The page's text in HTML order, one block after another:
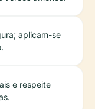
aplicam-se
e respeite